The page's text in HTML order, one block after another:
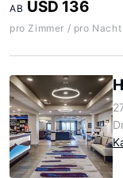
AB USD 136
pro Zimmer / pro Nacht